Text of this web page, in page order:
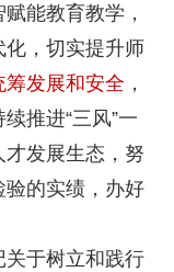
能教育教学，
，切实提升师
筹发展和安全 ，
推进“三风”一
发展生态，努
验的实绩，办好
于树立和践行